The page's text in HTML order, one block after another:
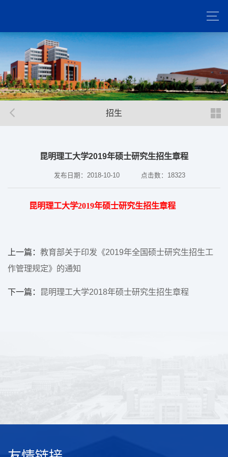
招生
昆明理工大学2019年硕士研究生招生章程
发布日期：2018-10-10 点击数： 18323
昆明理工大学2019年硕士研究生招生章程
上一篇： 教育部关于印发《2019年全国硕士研究生招生工
作管理规定》的通知
下一篇： 昆明理工大学2018年硕士研究生招生章程